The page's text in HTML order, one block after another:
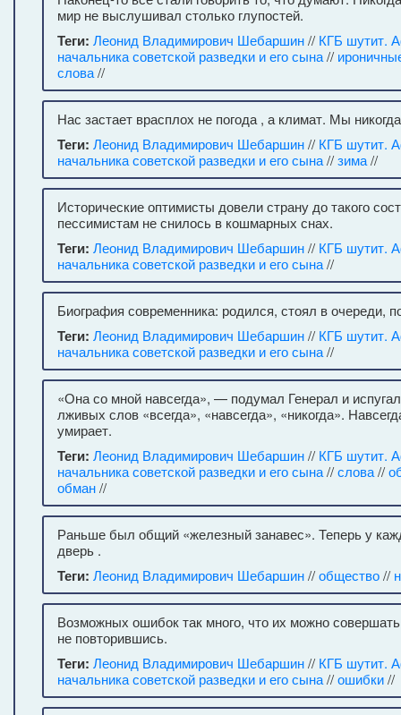
мир не выслушивал столько глупостей.
Теги: Леонид Владимирович Шебаршин// КГБ шутит.
начальника советской разведки и его сына//
слова//
Нас застает врасплох не погода , а климат. Мы
Теги: Леонид Владимирович Шебаршин// КГБ шутит.
начальника советской разведки и его сына//зима//
Исторические оптимисты довели страну до такого
пессимистам не снилось в кошмарных снах.
Теги: Леонид Владимирович Шебаршин// КГБ шутит.
начальника советской разведки и его сына//
Биография современника: родился, стоял в очереди,
Теги: Леонид Владимирович Шебаршин// КГБ шутит.
начальника советской разведки и его сына//
«Она со мной навсегда», — подумал Генерал и
лживых слов «всегда», «навсегда», «никогда».
умирает.
Теги: Леонид Владимирович Шебаршин// КГБ шутит.
начальника советской разведки и его сына//слова//
обман//
Раньше был общий «железный занавес». Теперь у
дверь .
Теги: Леонид Владимирович Шебаршин//общество//
Возможных ошибок так много, что их можно
не повторившись.
Теги: Леонид Владимирович Шебаршин// КГБ шутит.
начальника советской разведки и его сына//ошибки//